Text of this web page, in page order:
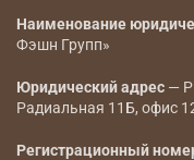
Наименование
Фэшн Групп»
Юридический адрес —
Радиальная 11Б, офис
Регистрационный